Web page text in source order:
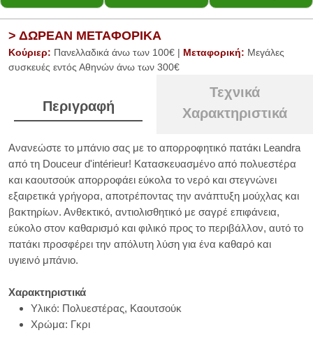
> ΔΩΡΕΑΝ ΜΕΤΑΦΟΡΙΚΑ
Κούριερ: Πανελλαδικά άνω των 100€ | Μεταφορική: Μεγάλες
συσκευές εντός Αθηνών άνω των 300€
Περιγραφή
Τεχνικά
Χαρακτηριστικά
Ανανεώστε το μπάνιο σας με το απορροφητικό πατάκι Leandra
από τη Douceur d'intérieur! Κατασκευασμένο από πολυεστέρα
και καουτσούκ απορροφάει εύκολα το νερό και στεγνώνει
εξαιρετικά γρήγορα, αποτρέποντας την ανάπτυξη μούχλας και
βακτηρίων. Ανθεκτικό, αντιολισθητικό με σαγρέ επιφάνεια,
εύκολο στον καθαρισμό και φιλικό προς το περιβάλλον, αυτό το
πατάκι προσφέρει την απόλυτη λύση για ένα καθαρό και
υγιεινό μπάνιο.
Χαρακτηριστικά
Υλικό: Πολυεστέρας, Καουτσούκ
Χρώμα: Γκρι